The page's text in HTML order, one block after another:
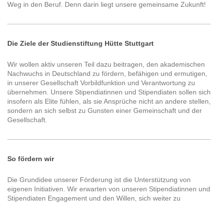
Weg in den Beruf. Denn darin liegt unsere gemeinsame Zukunft!
Die Ziele der Studienstiftung Hütte Stuttgart
Wir wollen aktiv unseren Teil dazu beitragen, den akademischen
Nachwuchs in Deutschland zu fördern, befähigen und ermutigen,
in unserer Gesellschaft Vorbildfunktion und Verantwortung zu
übernehmen. Unsere Stipendiatinnen und Stipendiaten sollen sich
insofern als Elite fühlen, als sie Ansprüche nicht an andere stellen,
sondern an sich selbst zu Gunsten einer Gemeinschaft und der
Gesellschaft.
So fördern wir
Die Grundidee unserer Förderung ist die Unterstützung von
eigenen Initiativen. Wir erwarten von unseren Stipendiatinnen und
Stipendiaten Engagement und den Willen, sich weiter zu